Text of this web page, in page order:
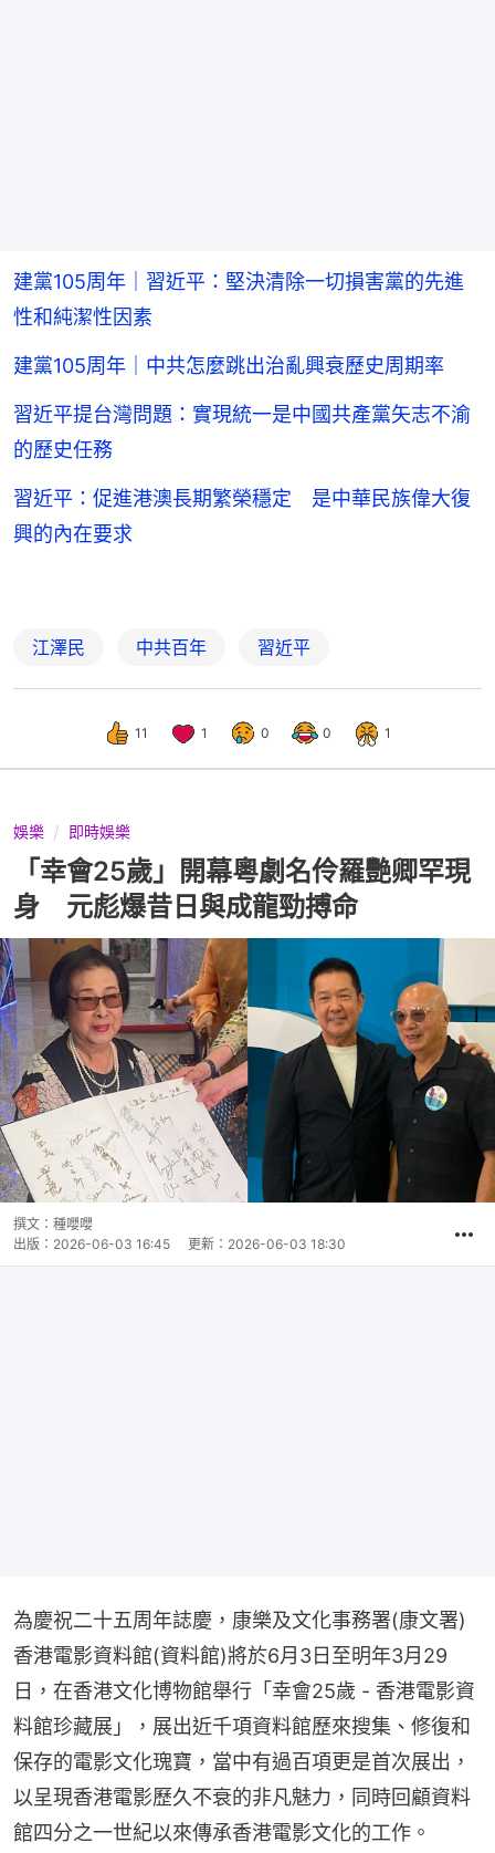
建黨105周年｜習近平：堅決清除一切損害黨的先進
性和純潔性因素
建黨105周年｜中共怎麼跳出治亂興衰歷史周期率
習近平提台灣問題：實現統一是中國共產黨矢志不渝
的歷史任務
習近平：促進港澳長期繁榮穩定 是中華民族偉大復
興的內在要求
江澤民 中共百年 習近平
11 1 0 0 1
娛樂 即時娛樂
「幸會25歲」開幕粵劇名伶羅艷卿罕現
身 元彪爆昔日與成龍勁搏命
撰文： 種嚶嚶
出版： 2026-06-03 16:45 更新： 2026-06-03 18:30
為慶祝二十五周年誌慶，康樂及文化事務署(康文署)
香港電影資料館(資料館)將於6月3日至明年3月29
日，在香港文化博物館舉行「幸會25歲 - 香港電影資
料館珍藏展」，展出近千項資料館歷來搜集、修復和
保存的電影文化瑰寶，當中有過百項更是首次展出，
以呈現香港電影歷久不衰的非凡魅力，同時回顧資料
館四分之一世紀以來傳承香港電影文化的工作。